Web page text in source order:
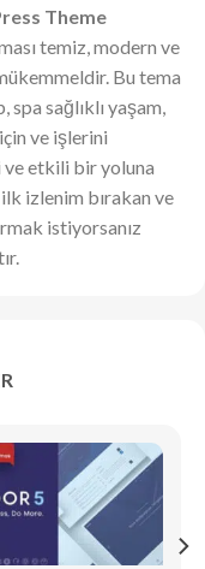
Theme
temiz, modern ve
Bu tema
sağlıklı yaşam,
ve işlerini
ve etkili bir yoluna
izlenim bırakan ve
istiyorsanız